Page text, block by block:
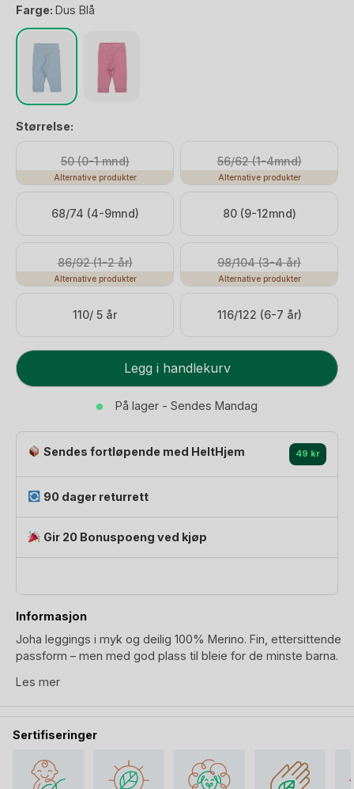
var:
299 kr.
Farge: Dus Blå
Størrelse:
50 (0-1 mnd)
Alternative produkter
56/62 (1-4mnd)
Alternative produkter
68/74 (4-9mnd) 80 (9-12mnd)
86/92 (1-2 år)
Alternative produkter
98/104 (3-4 år)
Alternative produkter
110/ 5 år 116/122 (6-7 år)
Leggings
Ull
Merino
Basic
antall
Legg i handlekurv
På lager - Sendes Mandag
Sendes fortløpende med HeltHjem 49 kr
90 dager returrett
Gir 20 Bonuspoeng ved kjøp
Informasjon
Joha leggings i myk og deilig 100% Merino. Fin, ettersittende
passform – men med god plass til bleie for de minste barna.
ullongsen er fin som ullundertøy eller å bruke som pysjamas.
Du finner matchendeulltrøyeogbodyfor fult ullsett.
Leggingsen er lyseblå også ofte kalt dus blå eller babyblå.
Ull- og naturlig materialer krever ekstra skånsom pleie –
spesielt når det gjelder klær til små barn. Vi anbefaler vårt
Les mer
Sertifiseringer